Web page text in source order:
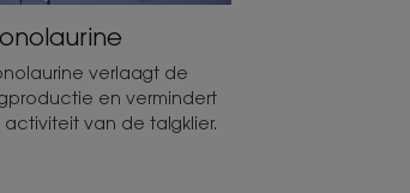
verlaagt de
en vermindert
activiteit van de talgklier.